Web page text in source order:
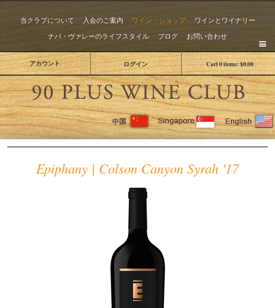
当クラブについて 入会のご案内 ワイン・ショップ
ワインとワイナリー
ナパ・ヴァレーのライフスタイル
ブログ お問い合わせ
Cart0items:$0.00
アカウント ログイン
The
Epiphany | Colson Canyon Syrah '17